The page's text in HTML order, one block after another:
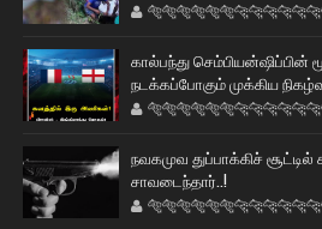
கால்பந்து செம்பியன்ஷிப்பின்
நடக்கப்போகும் முக்கிய
நவகமுவ துப்பாக்கிச்
சாவடைந்தார்..!